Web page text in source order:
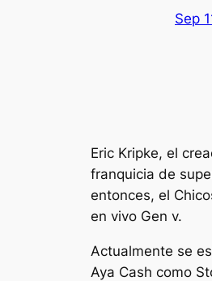
Sep
Eric Kripke, el
franquicia de
entonces, el
en vivo Gen v.
Actualmente se
Aya Cash como